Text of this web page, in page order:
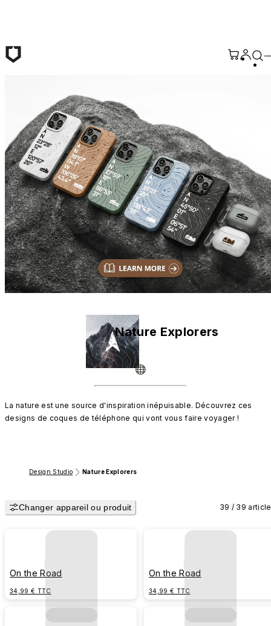
Nature Explorers
La nature est une source d'inspiration inépuisable. Découvrez ces
designs de coques de téléphone qui vont vous faire voyager !
Design Studio Nature Explorers
Changer appareil ou produit 39 / 39
On the Road
34,99 € TTC
On the Road
34,99 € TTC